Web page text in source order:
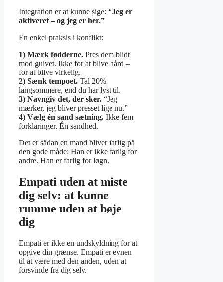
Integration er at kunne sige: “Jeg er
aktiveret – og jeg er her.”
En enkel praksis i konflikt:
1) Mærk fødderne. Pres dem blidt
mod gulvet. Ikke for at blive hård –
for at blive virkelig.
2) Sænk tempoet. Tal 20%
langsommere, end du har lyst til.
3) Navngiv det, der sker. “Jeg
mærker, jeg bliver presset lige nu.”
4) Vælg én sand sætning. Ikke fem
forklaringer. Én sandhed.
Det er sådan en mand bliver farlig på
den gode måde: Han er ikke farlig for
andre. Han er farlig for løgn.
Empati uden at miste
dig selv: at kunne
rumme uden at bøje
dig
Empati er ikke en undskyldning for at
opgive din grænse. Empati er evnen
til at være med den anden, uden at
forsvinde fra dig selv.